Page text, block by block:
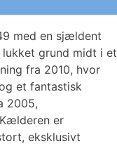
med en sjældent
grund midt i et
fra 2010, hvor
et fantastisk
2005,
er
eksklusivt